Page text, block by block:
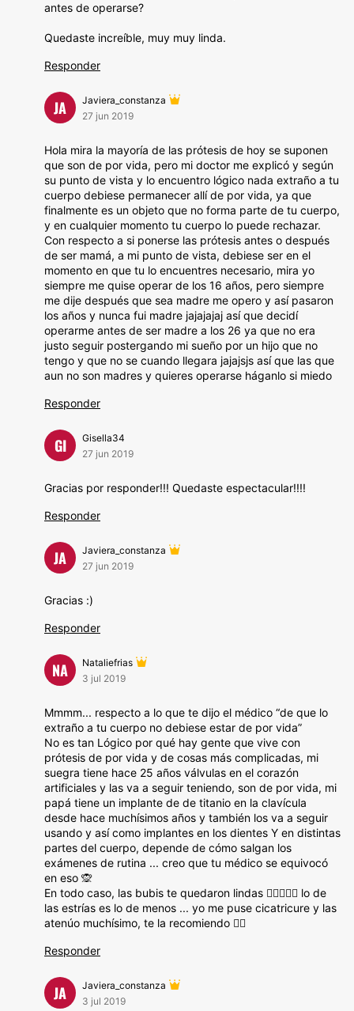
antes de operarse?
Quedaste increíble, muy muy linda.
Responder
JA
Javiera_constanza
27 jun 2019
Hola mira la mayoría de las prótesis de hoy se suponen
que son de por vida, pero mi doctor me explicó y según
su punto de vista y lo encuentro lógico nada extraño a tu
cuerpo debiese permanecer allí de por vida, ya que
finalmente es un objeto que no forma parte de tu cuerpo,
y en cualquier momento tu cuerpo lo puede rechazar.
Con respecto a si ponerse las prótesis antes o después
de ser mamá, a mi punto de vista, debiese ser en el
momento en que tu lo encuentres necesario, mira yo
siempre me quise operar de los 16 años, pero siempre
me dije después que sea madre me opero y así pasaron
los años y nunca fui madre jajajajaj así que decidí
operarme antes de ser madre a los 26 ya que no era
justo seguir postergando mi sueño por un hijo que no
tengo y que no se cuando llegara jajajsjs así que las que
aun no son madres y quieres operarse háganlo si miedo
Responder
GI
Gisella34
27 jun 2019
Gracias por responder!!! Quedaste espectacular!!!!
Responder
JA
Javiera_constanza
27 jun 2019
Gracias :)
Responder
NA
Nataliefrias
3 jul 2019
Mmmm... respecto a lo que te dijo el médico “de que lo
extraño a tu cuerpo no debiese estar de por vida”
No es tan Lógico por qué hay gente que vive con
prótesis de por vida y de cosas más complicadas, mi
suegra tiene hace 25 años válvulas en el corazón
artificiales y las va a seguir teniendo, son de por vida, mi
papá tiene un implante de de titanio en la clavícula
desde hace muchísimos años y también los va a seguir
usando y así como implantes en los dientes Y en distintas
partes del cuerpo, depende de cómo salgan los
exámenes de rutina ... creo que tu médico se equivocó
en eso 🙊
En todo caso, las bubis te quedaron lindas 👍🏻👍🏻🤩 lo de
las estrías es lo de menos ... yo me puse cicatricure y las
atenúo muchísimo, te la recomiendo 👍🏻
Responder
JA
Javiera_constanza
3 jul 2019